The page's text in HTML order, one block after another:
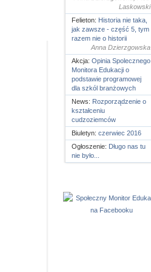
Laskowski
Felieton: Historia nie taka,
jak zawsze - część 5, tym
razem nie o historii
Anna Dzierzgowska
Akcja: Opinia Spolecznego
Monitora Edukacji o
podstawie programowej
dla szkól branżowych
News: Rozporządzenie o
kształceniu
cudzoziemców
Biuletyn: czerwiec 2016
Ogłoszenie: Długo nas tu
nie było...